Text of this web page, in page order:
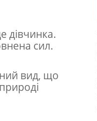
дівчинка.
сил.
вид, що